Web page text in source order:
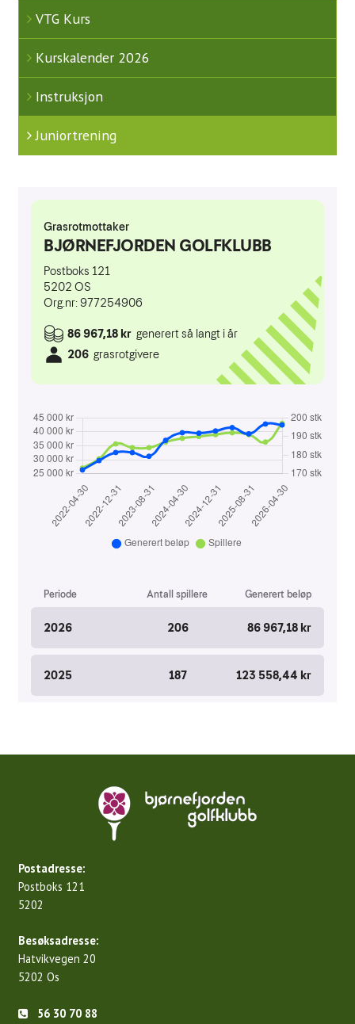
Komitéer / grupper 2025
VTG Kurs
Kurskalender 2026
Instruksjon
Juniortrening
Postadresse:
Postboks 121
5202
Besøksadresse:
Hatvikvegen 20
5202 Os
56 30 70 88